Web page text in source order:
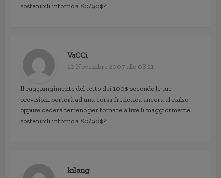
sostenibili intorno a 80/90$?
VaCCi
10 Novembre 2007 alle 08:21
Il raggiungimento del tetto dei 100$ secondo le tue
previsioni porterà ad una corsa frenetica ancora al rialzo
oppure cederà terreno per tornare a livelli maggiormente
sostenibili intorno a 80/90$?
kilang